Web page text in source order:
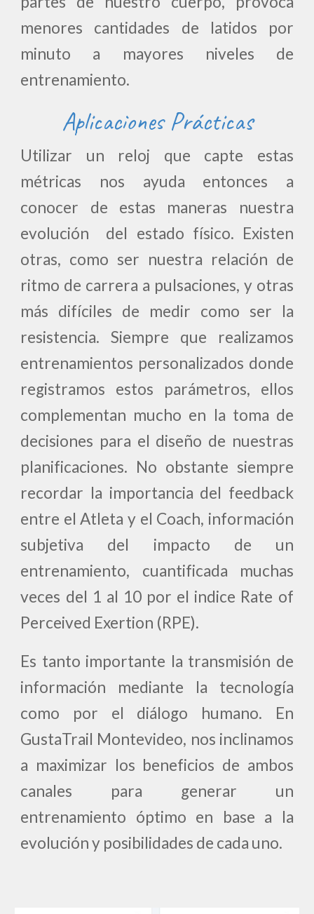
menores cantidades de latidos por
minuto a mayores niveles de
entrenamiento.
Aplicaciones Prácticas
Utilizar un reloj que capte estas
métricas nos ayuda entonces a
conocer de estas maneras nuestra
evolución del estado físico. Existen
otras, como ser nuestra relación de
ritmo de carrera a pulsaciones, y otras
más difíciles de medir como ser la
resistencia. Siempre que realizamos
entrenamientos personalizados donde
registramos estos parámetros, ellos
complementan mucho en la toma de
decisiones para el diseño de nuestras
planificaciones. No obstante siempre
recordar la importancia del feedback
entre el Atleta y el Coach, información
subjetiva del impacto de un
entrenamiento, cuantificada muchas
veces del 1 al 10 por el indice Rate of
Perceived Exertion (RPE).
Es tanto importante la transmisión de
información mediante la tecnología
como por el diálogo humano. En
GustaTrail Montevideo, nos inclinamos
a maximizar los beneficios de ambos
canales para generar un
entrenamiento óptimo en base a la
evolución y posibilidades de cada uno.